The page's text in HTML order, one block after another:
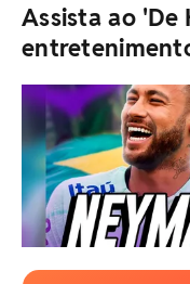
Assista ao 'De